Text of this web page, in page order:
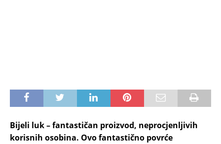
Bijeli luk – fantastičan proizvod, neprocjenljivih
korisnih osobina. Ovo fantastično povrće